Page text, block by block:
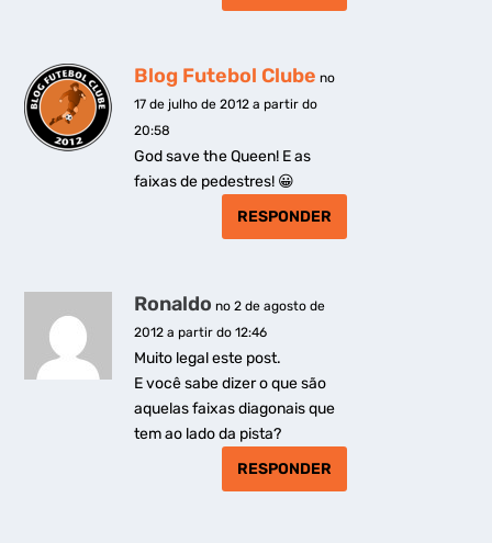
Blog Futebol Clube no
17 de julho de 2012 a partir do
20:58
God save the Queen! E as
faixas de pedestres! 😀
RESPONDER
Ronaldo no 2 de agosto de
2012 a partir do 12:46
Muito legal este post.
E você sabe dizer o que são
aquelas faixas diagonais que
tem ao lado da pista?
RESPONDER